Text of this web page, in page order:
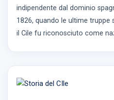
indipendente dal dominio
1826, quando le ultime
il Cile fu riconosciuto come